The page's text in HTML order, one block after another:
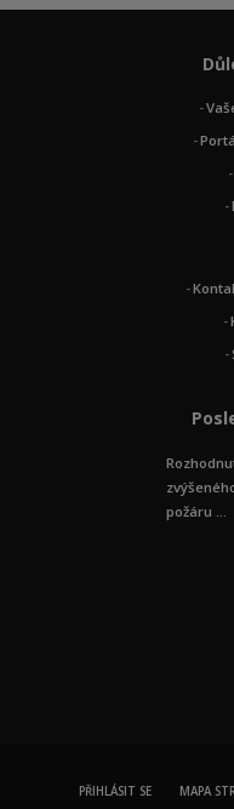
požáru ...
PŘIHLÁSIT SE MAPA